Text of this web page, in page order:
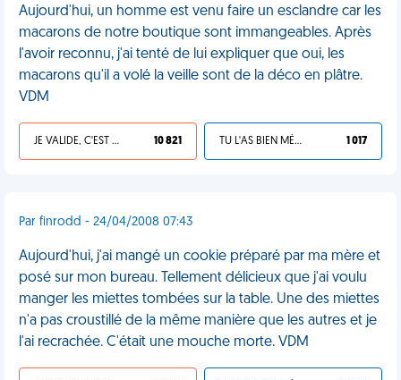
Aujourd'hui, un homme est venu faire un esclandre car les
macarons de notre boutique sont immangeables. Après
l'avoir reconnu, j'ai tenté de lui expliquer que oui, les
macarons qu'il a volé la veille sont de la déco en plâtre.
VDM
JE VALIDE, C'EST UNE VDM 10 821 TU L'AS BIEN MÉRITÉ 1 017
Par finrodd - 24/04/2008 07:43
Aujourd'hui, j'ai mangé un cookie préparé par ma mère et
posé sur mon bureau. Tellement délicieux que j'ai voulu
manger les miettes tombées sur la table. Une des miettes
n'a pas croustillé de la même manière que les autres et je
l'ai recrachée. C'était une mouche morte. VDM